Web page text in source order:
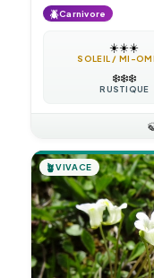
🪲Carnivore
☀️☀️☀️
SOLEIL / MI-
❄️❄️❄️
RUSTIQUE
🪴VIVACE